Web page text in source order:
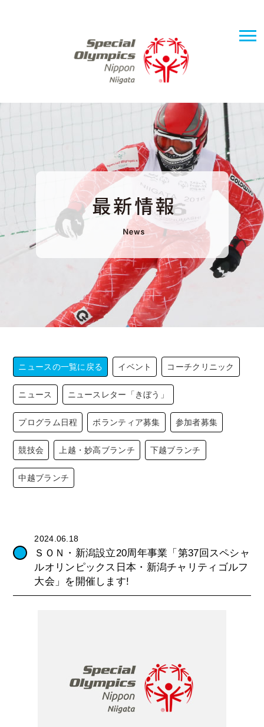
ニュースの一覧に戻る イベント コーチクリニック
ニュース ニュースレター「きぼう」
プログラム日程 ボランティア募集 参加者募集
競技会 上越・妙高ブランチ 下越ブランチ
中越ブランチ
2024.06.18
ＳＯＮ・新潟設立20周年事業「第37回スペシャ
ルオリンピックス日本・新潟チャリティゴルフ
大会」を開催します!